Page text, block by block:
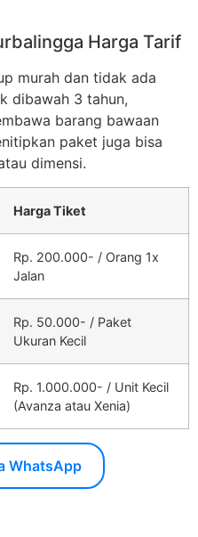
Harga Tarif
murah dan tidak ada
dibawah 3 tahun,
barang bawaan
paket juga bisa
dimensi.
Harga Tiket
Rp. 200.000- / Orang 1x
Jalan
Rp. 50.000- / Paket
Ukuran Kecil
Rp. 1.000.000- / Unit Kecil
(Avanza atau Xenia)
WhatsApp